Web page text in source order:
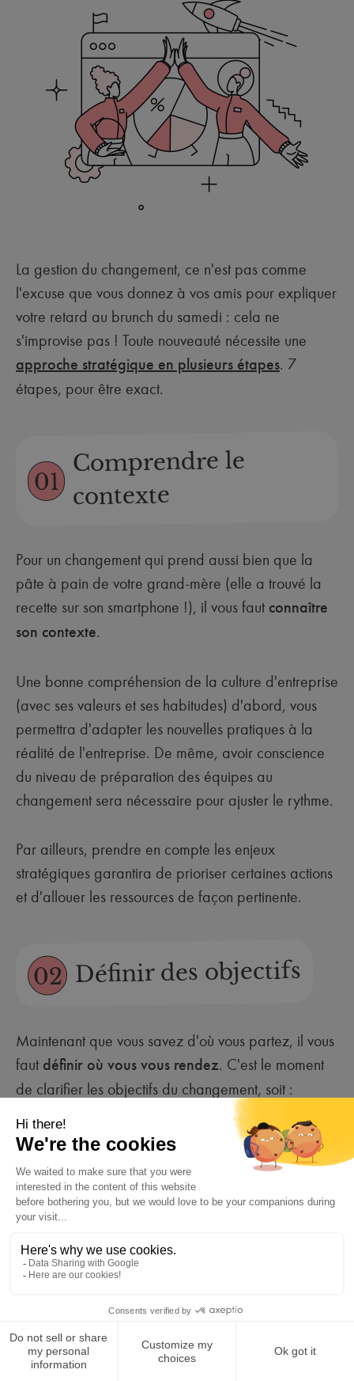
La gestion du changement, ce n'est pas comme
l'excuse que vous donnez à vos amis pour expliquer
votre retard au brunch du samedi : cela ne
s'improvise pas ! Toute nouveauté nécessite une
approche stratégique en plusieurs étapes. 7
étapes, pour être exact.
01
Comprendre le
contexte
Pour un changement qui prend aussi bien que la
pâte à pain de votre grand-mère (elle a trouvé la
recette sur son smartphone !), il vous fautconnaître
son contexte.
Une bonne compréhension de la culture d'entreprise
(avec ses valeurs et ses habitudes) d'abord, vous
permettra d'adapter les nouvelles pratiques à la
réalité de l'entreprise. De même, avoir conscience
du niveau de préparation des équipes au
changement sera nécessaire pour ajuster le rythme.
Par ailleurs, prendre en compte les enjeux
stratégiques garantira de prioriser certaines actions
et d'allouer les ressources de façon pertinente.
02 Définir des objectifs
Maintenant que vous savez d'où vous partez, il vous
faut définir où vous vous rendez. C'est le moment
de clarifier les objectifs du changement, soit :
Ce que les changements mis en place
doivent permettre d'atteindre.
les collaborateurs que pour l'entreprise.
Les indicateurs de succès du changement.
Avec des objectifs clairs, vous donnez une direction